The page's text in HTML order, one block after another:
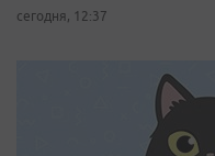
сегодня, 12:37